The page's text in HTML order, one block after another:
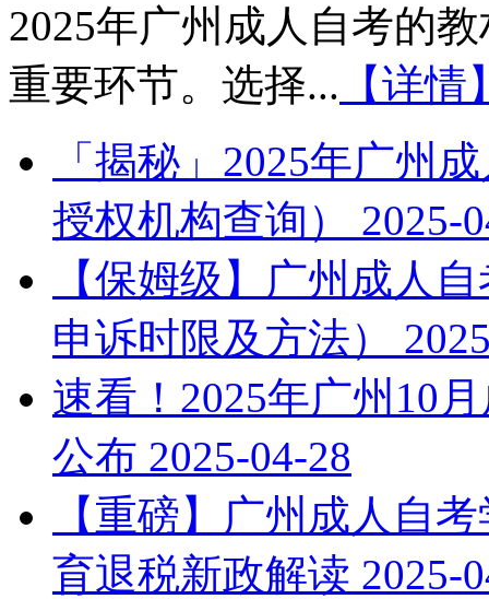
2025年广州成人自考的
重要环节。选择... 【详情
「揭秘」2025年广州
授权机构查询）
2025-
【保姆级】广州成人
申诉时限及方法）
速看！2025年广州10
公布 2025-04-28
【重磅】广州成人自
育退税新政解读 2025-